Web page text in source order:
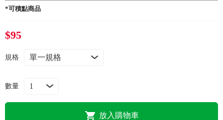
*可積點商品
$95
規格
數量
放入購物車